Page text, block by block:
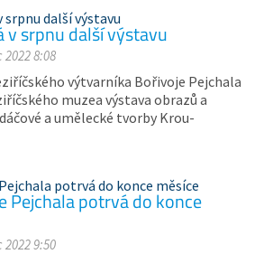
srpnu další výstavu
8:08
výtvarníka Bořivoje Pejchala
muzea výstava obrazů a
a umělecké tvorby Krou-
Pejchala potrvá do konce
9:50